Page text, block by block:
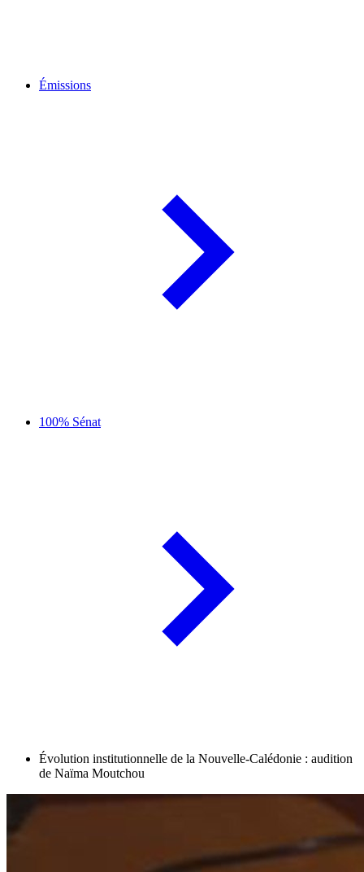
Émissions
100% Sénat
Évolution institutionnelle de la Nouvelle-Calédonie : audition
de Naïma Moutchou